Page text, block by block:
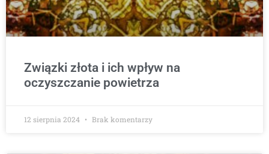
Związki złota i ich wpływ na
oczyszczanie powietrza
12 sierpnia 2024 Brak komentarzy